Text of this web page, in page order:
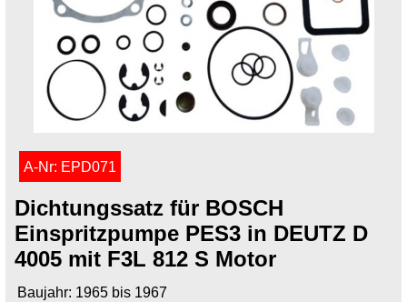
A-Nr: EPD071
Dichtungssatz für BOSCH
Einspritzpumpe PES3 in DEUTZ D
4005 mit F3L 812 S Motor
Baujahr: 1965 bis 1967